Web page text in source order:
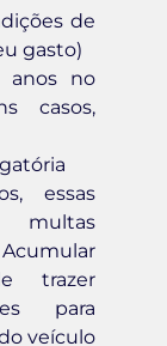
de
gasto)
anos no
casos,
essas
multas
trazer
para
veículo